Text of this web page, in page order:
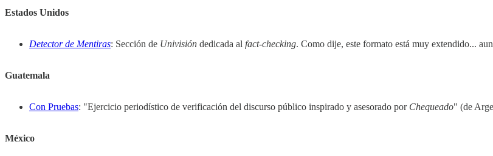
Estados Unidos
Detector de Mentiras: Sección de Univisión dedicada al fact-checking. Como dije, este formato está muy extendido...
Guatemala
Con Pruebas: "Ejercicio periodístico de verificación del discurso público inspirado y asesorado por Chequeado" (de
México